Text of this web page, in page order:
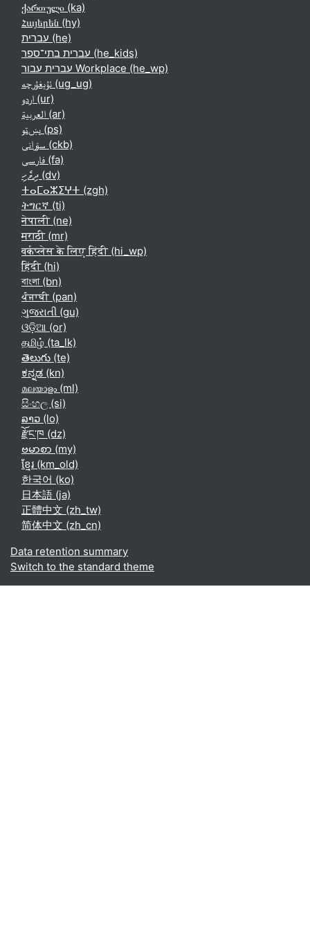
ქართული ‎(ka)‎
Հայերեն ‎(hy)‎
עברית ‎(he)‎
עברית בתי־ספר ‎(he_kids)‎
עברית עבור Workplace ‎(he_wp)‎
ئۇيغۇرچە ‎(ug_ug)‎
اردو ‎(ur)‎
العربية ‎(ar)‎
پښتو ‎(ps)‎
سۆرانی ‎(ckb)‎
فارسی ‎(fa)‎
ދިވެހި ‎(dv)‎
ⵜⴰⵎⴰⵣⵉⵖⵜ ‎(zgh)‎
ትግርኛ ‎(ti)‎
नेपाली ‎(ne)‎
मराठी ‎(mr)‎
वर्कप्लेस के लिए हिंदी ‎(hi_wp)‎
हिंदी ‎(hi)‎
বাংলা ‎(bn)‎
ਪੰਜਾਬੀ ‎(pan)‎
ગુજરાતી ‎(gu)‎
ଓଡ଼ିଆ ‎(or)‎
தமிழ் ‎(ta_lk)‎
తెలుగు ‎(te)‎
ಕನ್ನಡ ‎(kn)‎
മലയാളം ‎(ml)‎
සිංහල ‎(si)‎
ລາວ ‎(lo)‎
རྫོང་ཁ ‎(dz)‎
ဗမာစာ ‎(my)‎
ខ្មែរ ‎(km_old)‎
한국어 ‎(ko)‎
日本語 ‎(ja)‎
正體中文 ‎(zh_tw)‎
简体中文 ‎(zh_cn)‎
Data retention summary
Switch to the standard theme